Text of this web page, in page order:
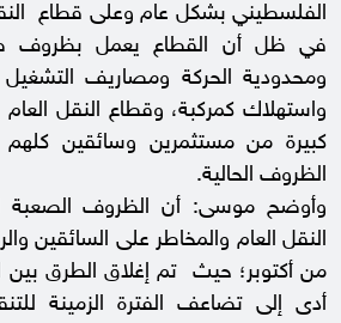
الفلسطيني بشكل عام وعلى قطاع
في ظل أن القطاع يعمل بظروف
ومحدودية الحركة ومصاريف
واستهلاك كمركبة، وقطاع النقل
كبيرة من مستثمرين وسائقين كلهم
الظروف الحالية.
وأوضح موسى: أن الظروف الصعبة
النقل العام والمخاطر على السائقين
من أكتوبر؛ حيث تم إغلاق الطرق بين
أدى إلى تضاعف الفترة الزمينة